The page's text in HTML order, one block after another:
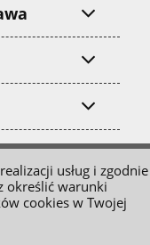
usług i zgodnie
określić warunki
cookies w Twojej